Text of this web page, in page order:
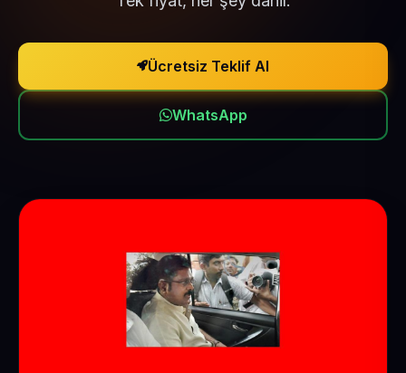
Ücretsiz Teklif Al
WhatsApp